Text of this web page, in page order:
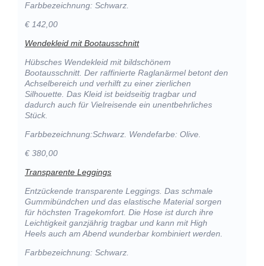
Farbbezeichnung: Schwarz.
€ 142,00
Wendekleid mit Bootausschnitt
Hübsches Wendekleid mit bildschönem
Bootausschnitt. Der raffinierte Raglanärmel betont den
Achselbereich und verhilft zu einer zierlichen
Silhouette. Das Kleid ist beidseitig tragbar und
dadurch auch für Vielreisende ein unentbehrliches
Stück.
Farbbezeichnung:Schwarz. Wendefarbe: Olive.
€ 380,00
Transparente Leggings
Entzückende transparente Leggings. Das schmale
Gummibündchen und das elastische Material sorgen
für höchsten Tragekomfort. Die Hose ist durch ihre
Leichtigkeit ganzjährig tragbar und kann mit High
Heels auch am Abend wunderbar kombiniert werden.
Farbbezeichnung: Schwarz.